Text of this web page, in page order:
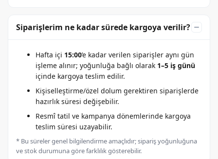
Siparişlerim ne kadar sürede kargoya verilir?
Hafta içi 15:00’e kadar verilen siparişler aynı gün
işleme alınır; yoğunluğa bağlı olarak 1–5 iş günü
içinde kargoya teslim edilir.
Kişiselleştirme/özel dolum gerektiren siparişlerde
hazırlık süresi değişebilir.
Resmî tatil ve kampanya dönemlerinde kargoya
teslim süresi uzayabilir.
* Bu süreler genel bilgilendirme amaçlıdır; sipariş yoğunluğuna
ve stok durumuna göre farklılık gösterebilir.